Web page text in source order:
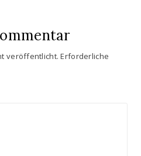
veröffentlicht. Erforderliche